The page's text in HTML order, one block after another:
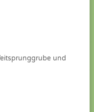
und